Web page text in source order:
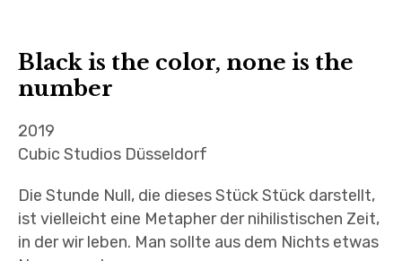
Black is the color, none is the
number
2019
Cubic Studios Düsseldorf
Die Stunde Null, die dieses Stück Stück darstellt,
ist vielleicht eine Metapher der nihilistischen Zeit,
in der wir leben. Man sollte aus dem Nichts etwas